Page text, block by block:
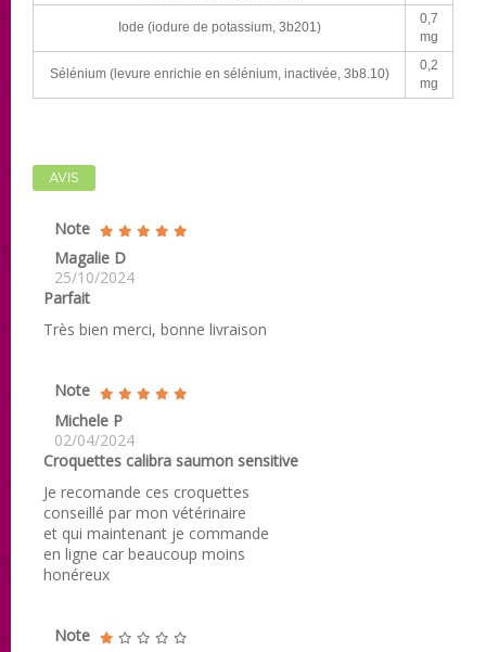
Iode (iodure de potassium, 3b201)
0,7
mg
Sélénium (levure enrichie en sélénium, inactivée, 3b8.10)
0,2
mg
AVIS
Note
Magalie D
25/10/2024
Parfait
Très bien merci, bonne livraison
Note
Michele P
02/04/2024
Croquettes calibra saumon sensitive
Je recomande ces croquettes
conseillé par mon vétérinaire
et qui maintenant je commande
en ligne car beaucoup moins
honéreux
Note